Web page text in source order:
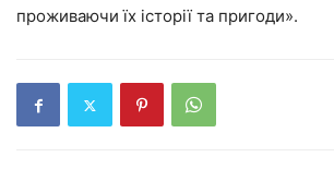
проживаючи їх історії та пригоди».